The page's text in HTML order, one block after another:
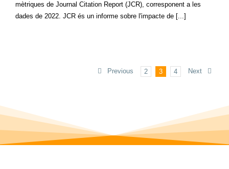
mètriques de Journal Citation Report (JCR), corresponent a les
dades de 2022. JCR és un informe sobre l'impacte de [...]
Previous 2 3 4 Next